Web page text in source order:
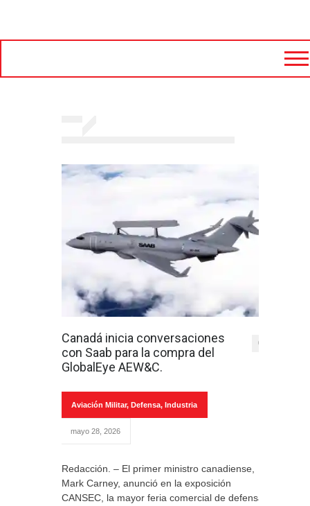
Canadá inicia conversaciones
con Saab para la compra del
GlobalEye AEW&C.
0
Aviación Militar, Defensa, Industria
mayo 28, 2026
Redacción. – El primer ministro canadiense,
Mark Carney, anunció en la exposición
CANSEC, la mayor feria comercial de defensa